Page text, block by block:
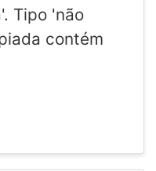
Tipo 'não
contém